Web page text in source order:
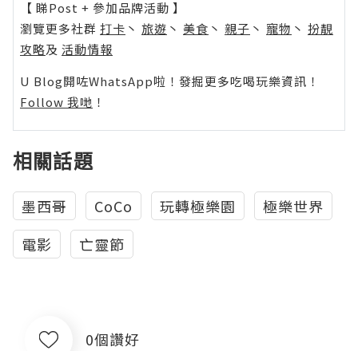
【 睇Post + 參加品牌活動 】
瀏覽更多社群 打卡 丶 旅遊 丶 美食 丶 親子 丶 寵物 丶 扮靚
攻略及 活動情報
U Blog開咗WhatsApp啦！發掘更多吃喝玩樂資訊！
Follow 我哋 ！
相關話題
墨西哥 CoCo 玩轉極樂園
極樂世界
電影
亡靈節
0個讚好